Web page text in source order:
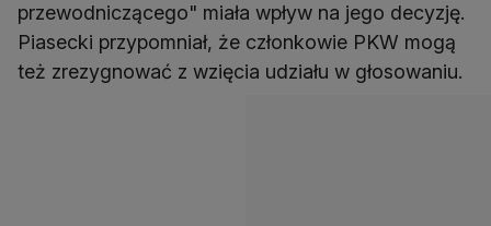
przewodniczącego" miała wpływ na jego decyzję.
Piasecki przypomniał, że członkowie PKW mogą
też zrezygnować z wzięcia udziału w głosowaniu.